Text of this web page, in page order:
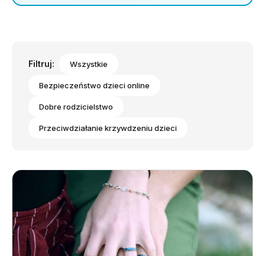
Filtruj: Wszystkie
Bezpieczeństwo dzieci online
Dobre rodzicielstwo
Przeciwdziałanie krzywdzeniu dzieci